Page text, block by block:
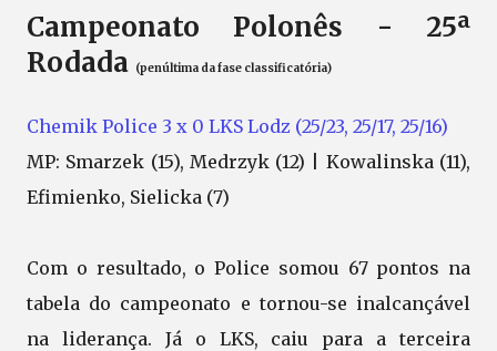
Campeonato Polonês - 25ª
Rodada (penúltima da fase classificatória)
Chemik Police 3 x 0 LKS Lodz (25/23, 25/17, 25/16)
MP: Smarzek (15), Medrzyk (12) | Kowalinska (11),
Efimienko, Sielicka (7)
Com o resultado, o Police somou 67 pontos na
tabela do campeonato e tornou-se inalcançável
na liderança. Já o LKS, caiu para a terceira